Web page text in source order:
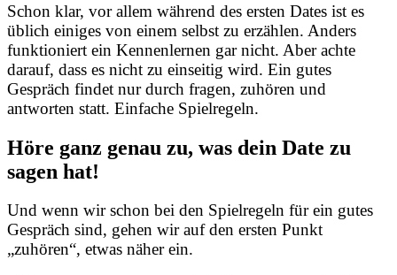
Schon klar, vor allem während des ersten Dates ist es
üblich einiges von einem selbst zu erzählen. Anders
funktioniert ein Kennenlernen gar nicht. Aber achte
darauf, dass es nicht zu einseitig wird. Ein gutes
Gespräch findet nur durch fragen, zuhören und
antworten statt. Einfache Spielregeln.
Höre ganz genau zu, was dein Date zu
sagen hat!
Und wenn wir schon bei den Spielregeln für ein gutes
Gespräch sind, gehen wir auf den ersten Punkt
„zuhören“, etwas näher ein.